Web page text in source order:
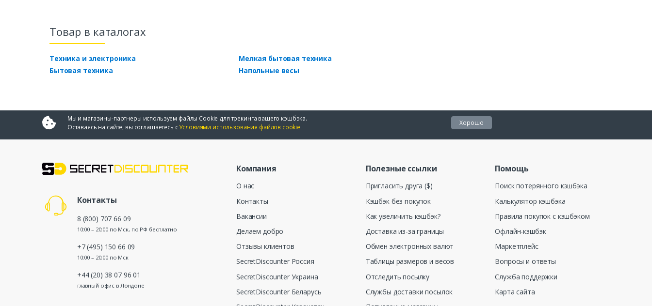
Товар в каталогах
Техника и электроника
Бытовая техника
Мелкая бытовая техника
Напольные весы
Мы и магазины-партнеры используем файлы Cookie для трекинга вашего кэшбэка.
Оставаясь на сайте, вы соглашаетесь сУсловиями использования файлов cookie
Хорошо
Контакты
8 (800) 707 66 09
10:00 – 20:00 по Мск, по РФ бесплатно
+7 (495) 150 66 09
10:00 – 20:00 по Мск
+44 (20) 38 07 96 01
главный офис в Лондоне
Компания
О нас
Контакты
Вакансии
Делаем добро
Отзывы клиентов
SecretDiscounter Россия
SecretDiscounter Украина
SecretDiscounter Беларусь
Полезные ссылки
Пригласить друга ($)
Кэшбэк без покупок
Как увеличить кэшбэк?
Доставка из-за границы
Обмен электронных валют
Таблицы размеров и весов
Отследить посылку
Службы доставки посылок
Помощь
Поиск потерянного кэшбэка
Калькулятор кэшбэка
Правила покупок с кэшбэком
Офлайн-кэшбэк
Маркетплейс
Вопросы и ответы
Служба поддержки
Карта сайта